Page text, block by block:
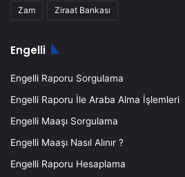
Zam Ziraat Bankası
Engelli
Engelli Raporu Sorgulama
Engelli Raporu İle Araba Alma İşlemleri
Engelli Maaşı Sorgulama
Engelli Maaşı Nasıl Alınır ?
Engelli Raporu Hesaplama